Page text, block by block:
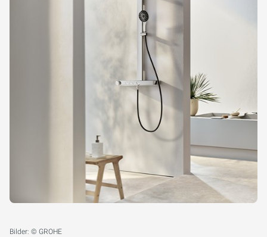
Bilder: © GROHE